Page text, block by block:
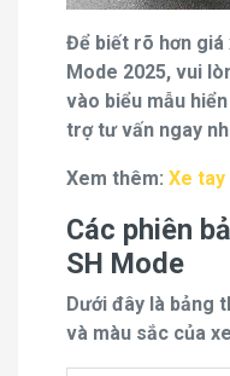
Để biết rõ hơn giá
Mode 2025, vui
vào biểu mẫu
trợ tư vấn ngay
Xem thêm: Xe tay
Các phiên
SH Mode
Dưới đây là bảng
và màu sắc của